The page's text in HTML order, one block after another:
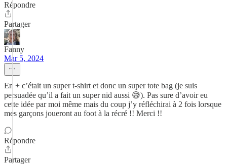
Répondre
Partager
Fanny
Mar 5, 2024
En + c’était un super t-shirt et donc un super tote bag (je suis
persuadée qu’il a fait un super nid aussi 😅). Pas sure d’avoir eu
cette idée par moi même mais du coup j’y réfléchirai à 2 fois lorsque
mes garçons joueront au foot à la récré !! Merci !!
Répondre
Partager